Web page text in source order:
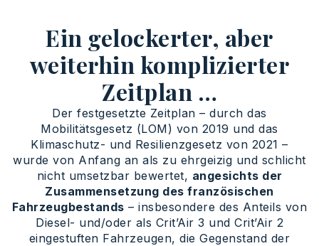
Ein gelockerter, aber
weiterhin komplizierter
Zeitplan …
Der festgesetzte Zeitplan – durch das
Mobilitätsgesetz (LOM) von 2019 und das
Klimaschutz- und Resilienzgesetz von 2021 –
wurde von Anfang an als zu ehrgeizig und schlicht
nicht umsetzbar bewertet, angesichts der
Zusammensetzung des französischen
Fahrzeugbestands – insbesondere des Anteils von
Diesel- und/oder als Crit’Air 3 und Crit’Air 2
eingestuften Fahrzeugen, die Gegenstand der